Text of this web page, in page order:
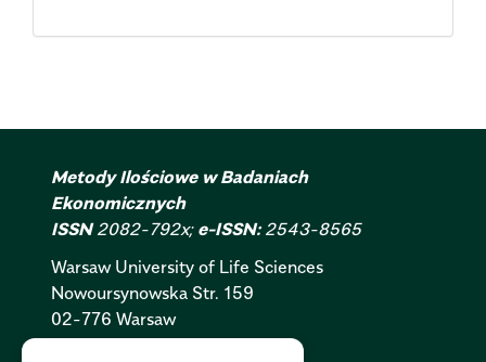
Metody Ilościowe w Badaniach
Ekonomicznych
ISSN2082-792x; e-ISSN: 2543-8565
Warsaw University of Life Sciences
Nowoursynowska Str. 159
02-776 Warsaw